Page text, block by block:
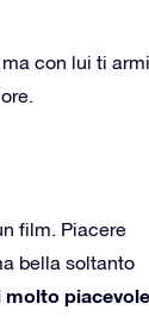
con lui ti
film. Piacere
bella soltanto
molto